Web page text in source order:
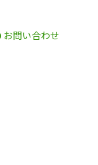
お問い合わせ